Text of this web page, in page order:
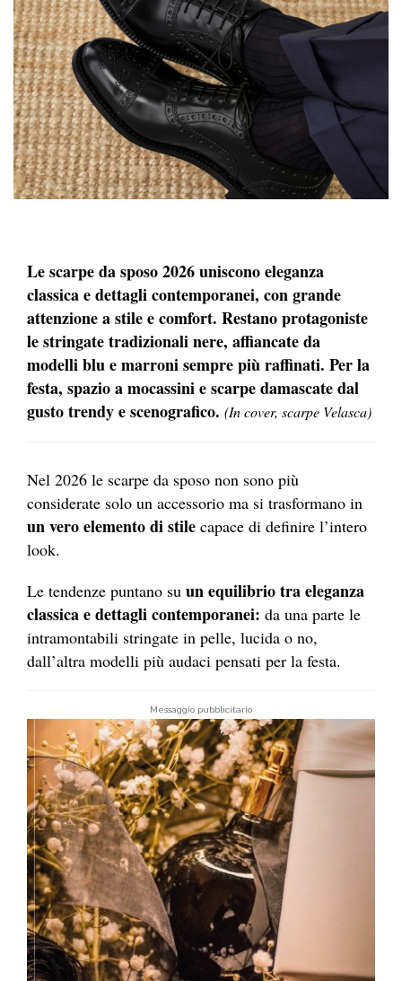
Le scarpe da sposo 2026 uniscono eleganza
classica e dettagli contemporanei, con grande
attenzione a stile e comfort. Restano protagoniste
le stringate tradizionali nere, affiancate da
modelli blu e marroni sempre più raffinati. Per la
festa, spazio a mocassini e scarpe damascate dal
gusto trendy e scenografico. (In cover, scarpe Velasca)
Nel 2026 le scarpe da sposo non sono più
considerate solo un accessorio ma si trasformano in
un vero elemento di stile capace di definire l’intero
look.
Le tendenze puntano su un equilibrio tra eleganza
classica e dettagli contemporanei: da una parte le
intramontabili stringate in pelle, lucida o no,
dall’altra modelli più audaci pensati per la festa.
Messaggio pubblicitario